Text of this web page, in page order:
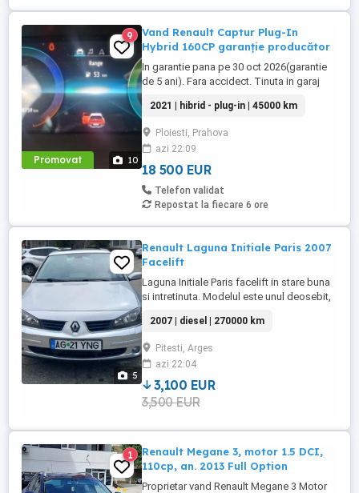
Promovat 10
9
Vand Renault Captur Plug-In
Hybrid 160CP garanție producător
In garantie pana pe 30 oct 2026(garantie
de 5 ani). Fara accidect. Tinuta in garaj
doar la naveta(30km zilnic). Nu are urme
de uzura, placutele si discurile nu sunt
deloc uzate datarita sistemului de franare
regenerativa. Masina are foarte multe
dotari suplimentare ...
2021 | hibrid - plug-in | 45000 km
Ploiesti, Prahova
azi 22:09
18 500 EUR
Telefon validat
Repostat la fiecare 6 ore
5
Renault Laguna Initiale Paris 2007
Facelift
Laguna Initiale Paris facelift in stare buna
si intretinuta. Modelul este unul deosebit,
respectiv. Motorul este 2.0 diesel -150cp.
Anul de fabricatie este 2007. Masina vine
cu 2 perechi de jante de aluminiu cu
anvelope in stare foarte buna. Dotari
principale: - ...
2007 | diesel | 270000 km
Pitesti, Arges
azi 22:04
3,100 EUR
3,500 EUR
1
Renault Megane 3, motor 1.5 DCI,
110cp, an. 2013 Full Option
Proprietar vand Renault Megane 3 Motor